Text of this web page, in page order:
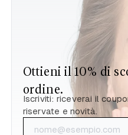
Ottieni il 10% di
ordine.
Iscriviti: riceverai il
riservate e novità.